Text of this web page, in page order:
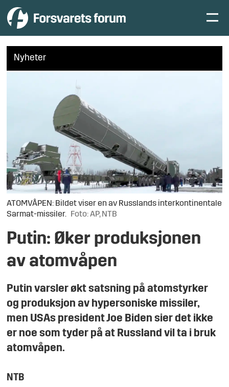
Nyheter
ATOMVÅPEN: Bildet viser en av Russlands interkontinentale
Sarmat-missiler.
Foto: AP, NTB
Putin: Øker produksjonen
av atomvåpen
Putin varsler økt satsning på atomstyrker
og produksjon av hypersoniske missiler,
men USAs president Joe Biden sier det ikke
er noe som tyder på at Russland vil ta i bruk
atomvåpen.
NTB